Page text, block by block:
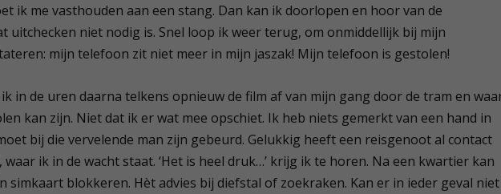
ik me vasthouden aan een stang. Dan kan ik doorlopen en hoor van de
uitchecken niet nodig is. Snel loop ik weer terug, om onmiddellijk bij mijn
mijn telefoon zit niet meer in mijn jaszak! Mijn telefoon is gestolen!
in de uren daarna telkens opnieuw de film af van mijn gang door de tram en
kan zijn. Niet dat ik er wat mee opschiet. Ik heb niets gemerkt van een hand in
bij die vervelende man zijn gebeurd. Gelukkig heeft een reisgenoot al contact
waar ik in de wacht staat. ‘Het is heel druk…’ krijg ik te horen. Na een kwartier kan
simkaart blokkeren. Hèt advies bij diefstal of zoekraken. Kan er in ieder geval niet